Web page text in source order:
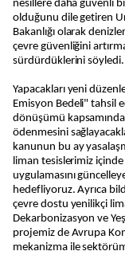
nesillere daha güvenli
olduğunu dile getiren
Bakanlığı olarak
çevre güvenliğini
sürdürdüklerini söyledi.
Yapacakları yeni
Emisyon Bedeli" tahsil
dönüşümü
ödenmesini
kanunun bu ay
liman tesislerimiz
uygulamasını
hedefliyoruz. Ayrıca
çevre dostu yenilikçi
Dekarbonizasyon ve
projemiz de Avrupa
mekanizma ile